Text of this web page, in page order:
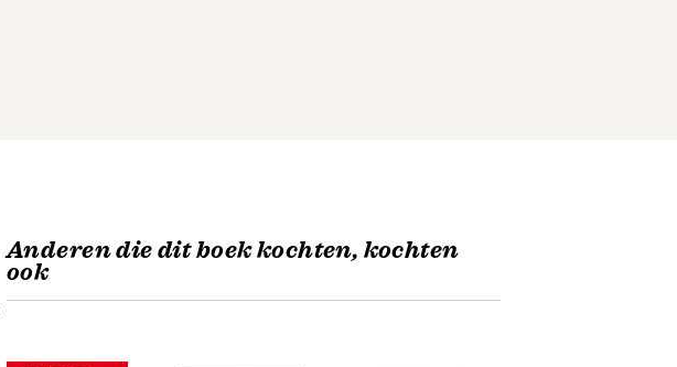
Anderen die dit boek kochten, kochten
ook